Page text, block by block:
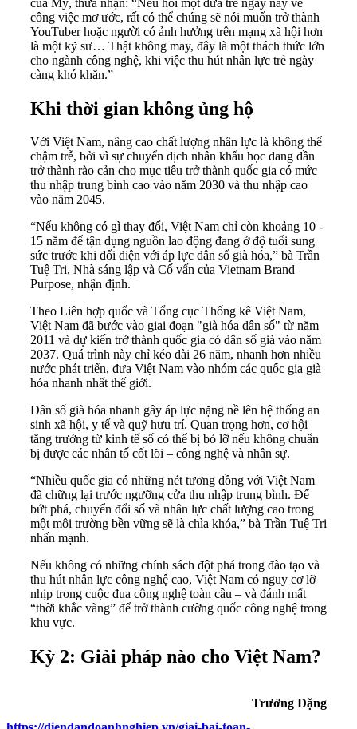
công việc mơ ước, rất có thể chúng sẽ nói muốn trở thành
YouTuber hoặc người có ảnh hưởng trên mạng xã hội hơn
là một kỹ sư… Thật không may, đây là một thách thức lớn
cho ngành công nghệ, khi việc thu hút nhân lực trẻ ngày
càng khó khăn.”
Khi thời gian không ủng hộ
Với Việt Nam, nâng cao chất lượng nhân lực là không thể
chậm trễ, bởi vì sự chuyển dịch nhân khẩu học đang dần
trở thành rào cản cho mục tiêu trở thành quốc gia có mức
thu nhập trung bình cao vào năm 2030 và thu nhập cao
vào năm 2045.
“Nếu không có gì thay đổi, Việt Nam chỉ còn khoảng 10 -
15 năm để tận dụng nguồn lao động đang ở độ tuổi sung
sức trước khi đối diện với áp lực dân số già hóa,” bà Trần
Tuệ Tri, Nhà sáng lập và Cố vấn của Vietnam Brand
Purpose, nhận định.
Theo Liên hợp quốc và Tổng cục Thống kê Việt Nam,
Việt Nam đã bước vào giai đoạn "già hóa dân số" từ năm
2011 và dự kiến trở thành quốc gia có dân số già vào năm
2037. Quá trình này chỉ kéo dài 26 năm, nhanh hơn nhiều
nước phát triển, đưa Việt Nam vào nhóm các quốc gia già
hóa nhanh nhất thế giới.
Dân số già hóa nhanh gây áp lực nặng nề lên hệ thống an
sinh xã hội, y tế và quỹ hưu trí. Quan trọng hơn, cơ hội
tăng trưởng từ kinh tế số có thể bị bỏ lỡ nếu không chuẩn
bị được các nhân tố cốt lõi – công nghệ và nhân sự.
“Nhiều quốc gia có những nét tương đồng với Việt Nam
đã chững lại trước ngưỡng cửa thu nhập trung bình. Để
bứt phá, chuyển đổi số và nhân lực chất lượng cao trong
một môi trường bền vững sẽ là chìa khóa,” bà Trần Tuệ Tri
nhấn mạnh.
Nếu không có những chính sách đột phá trong đào tạo và
thu hút nhân lực công nghệ cao, Việt Nam có nguy cơ lỡ
nhịp trong cuộc đua công nghệ toàn cầu – và đánh mất
“thời khắc vàng” để trở thành cường quốc công nghệ trong
khu vực.
Kỳ 2: Giải pháp nào cho Việt Nam?
Trường Đặng